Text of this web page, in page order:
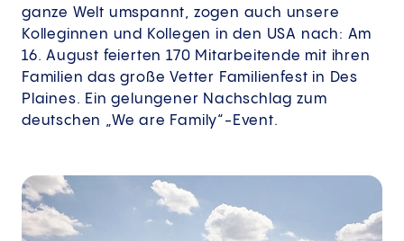
ganze Welt umspannt, zogen auch unsere
Kolleginnen und Kollegen in den USA nach: Am
16. August feierten 170 Mitarbeitende mit ihren
Familien das große Vetter Familienfest in Des
Plaines. Ein gelungener Nachschlag zum
deutschen „We are Family“-Event.